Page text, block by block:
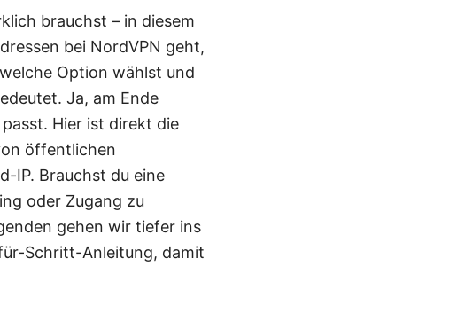
brauchst – in diesem
bei NordVPN geht,
Option wählst und
Ja, am Ende
Hier ist direkt die
öffentlichen
IP. Brauchst du eine
oder Zugang zu
gehen wir tiefer ins
Schritt-Anleitung, damit